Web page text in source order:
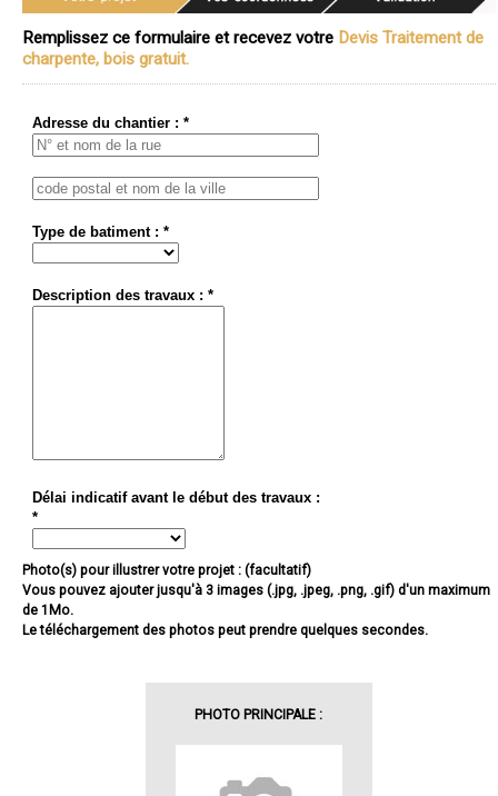
Remplissez ce formulaire et recevez votre Devis Traitement de
charpente, bois gratuit.
Adresse du chantier : *
Type de batiment : *
Description des travaux : *
Délai indicatif avant le début des travaux :
*
Photo(s) pour illustrer votre projet : (facultatif)
Vous pouvez ajouter jusqu'à 3 images (.jpg, .jpeg, .png, .gif) d'un maximum
de 1Mo.
Le téléchargement des photos peut prendre quelques secondes.
PHOTO PRINCIPALE :